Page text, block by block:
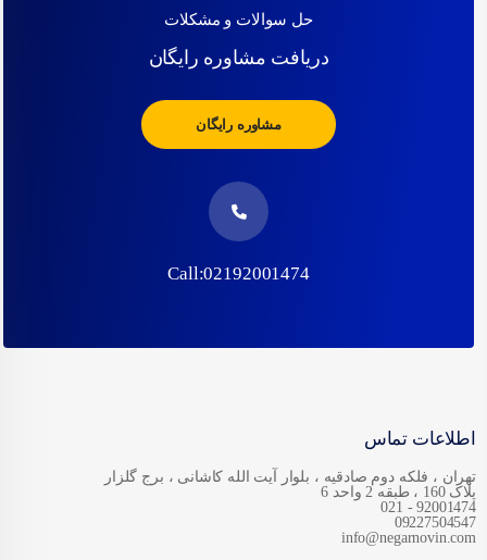
حل سوالات و مشکلات
دریافت مشاوره رایگان
مشاوره رایگان
Call:02192001474
اطلاعات تماس
تهران ، فلکه دوم صادقیه ، بلوار آیت الله کاشانی ، برج گلزار
پلاک 160 ، طبقه 2 واحد 6
92001474 - 021
09227504547
info@negarnovin.com